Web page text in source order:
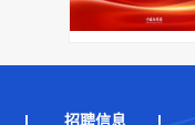
| 招聘信息 |